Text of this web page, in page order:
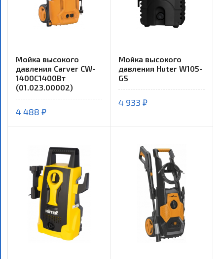
Мойка высокого
давления Carver CW-
1400С1400Вт
(01.023.00002)
4 488 ₽
Мойка высокого
давления Huter W105-
GS
4 933 ₽